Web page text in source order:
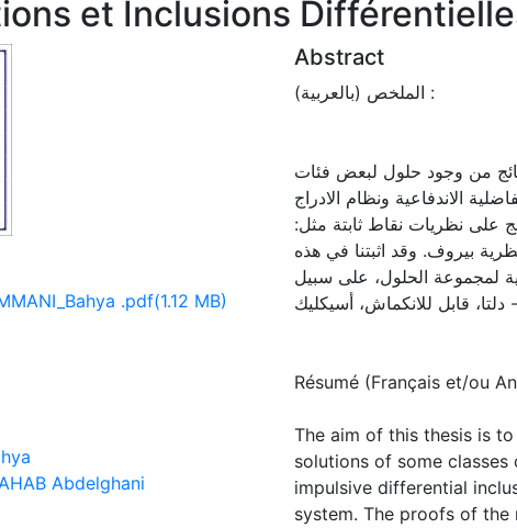
et Inclusions
.pdf(1.12 MB)
Abdelghani
Abstract
الملخص (بالعربية) :
من وجود حلول لبعض فئات
الاندفاعية ونظام الادراج
على نظريات نقاط ثابتة مثل:
بيروف. وقد اثبتنا في هذه
لمجموعة الحلول، على سبيل
دلتا، قابل للانكماش، أسيكليك
Résumé (Français et/ou
The aim of this thesis is
solutions of some
impulsive differential
system. The proofs of